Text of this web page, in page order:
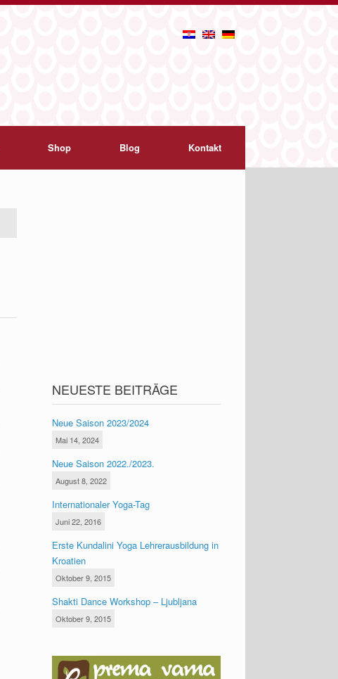
Shop Blog Kontakt
NEUESTE BEITRÄGE
Neue Saison 2023/2024
Mai 14, 2024
Neue Saison 2022./2023.
August 8, 2022
Internationaler Yoga-Tag
Juni 22, 2016
Erste Kundalini Yoga Lehrerausbildung in
Kroatien
Oktober 9, 2015
Shakti Dance Workshop – Ljubljana
Oktober 9, 2015